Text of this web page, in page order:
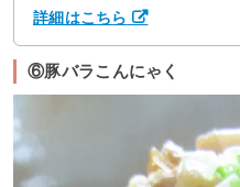
詳細はこちら
⑥豚バラこんにゃく